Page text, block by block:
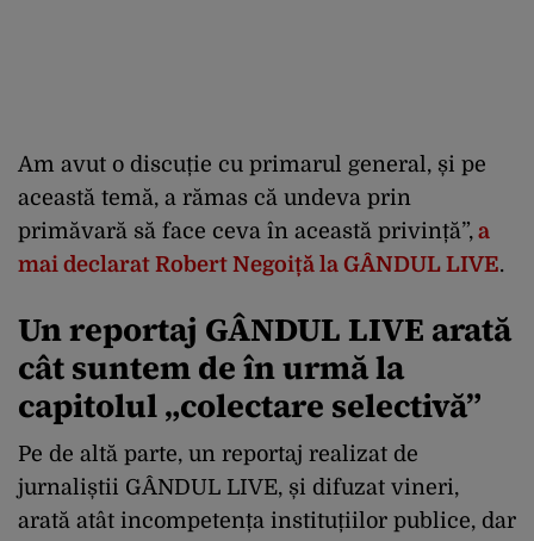
Am avut o discuție cu primarul general, și pe
această temă, a rămas că undeva prin
primăvară să face ceva în această privință”, a
mai declarat Robert Negoiță la GÂNDUL LIVE.
Un reportaj GÂNDUL LIVE arată
cât suntem de în urmă la
capitolul „colectare selectivă”
Pe de altă parte, un reportaj realizat de
jurnaliștii GÂNDUL LIVE, și difuzat vineri,
arată atât incompetența instituțiilor publice, dar